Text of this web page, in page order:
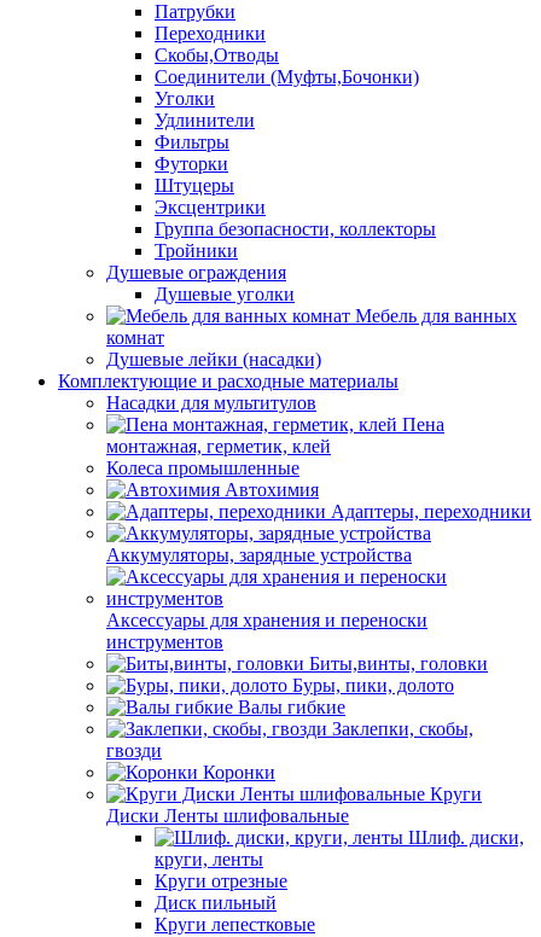
Патрубки
Переходники
Скобы,Отводы
Соединители (Муфты,Бочонки)
Уголки
Удлинители
Фильтры
Футорки
Штуцеры
Эксцентрики
Группа безопасности, коллекторы
Тройники
Душевые ограждения
Душевые уголки
Мебель для ванных
комнат
Душевые лейки (насадки)
Комплектующие и расходные материалы
Насадки для мультитулов
Пена
монтажная, герметик, клей
Колеса промышленные
Автохимия
Адаптеры, переходники
Аккумуляторы, зарядные устройства
Аксессуары для хранения и переноски
инструментов
Биты,винты, головки
Буры, пики, долото
Валы гибкие
Заклепки, скобы,
гвозди
Коронки
Круги
Диски Ленты шлифовальные
Шлиф. диски,
круги, ленты
Круги отрезные
Диск пильный
Круги лепестковые